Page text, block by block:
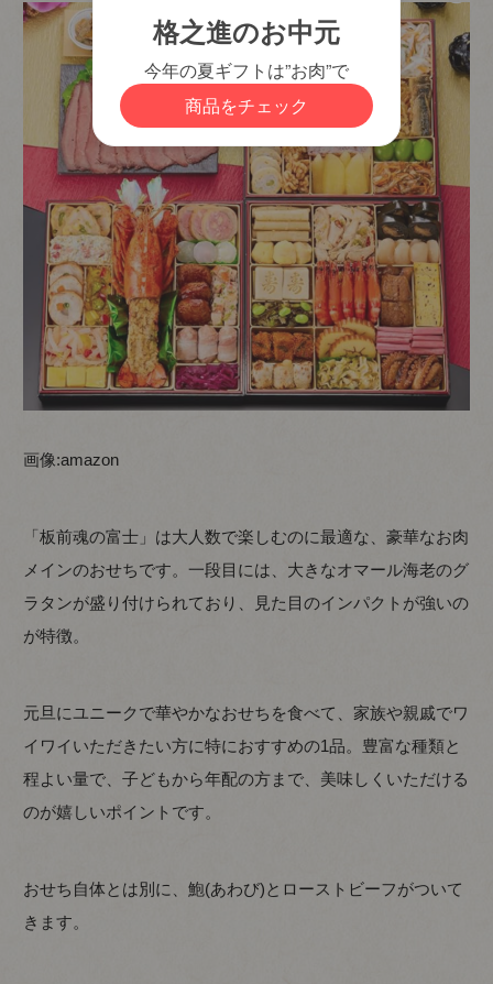
画像:amazon
「板前魂の富士」は大人数で楽しむのに最適な、豪華なお肉
メインのおせちです。一段目には、大きなオマール海老のグ
ラタンが盛り付けられており、見た目のインパクトが強いの
が特徴。
元旦にユニークで華やかなおせちを食べて、家族や親戚でワ
イワイいただきたい方に特におすすめの1品。豊富な種類と
程よい量で、子どもから年配の方まで、美味しくいただける
のが嬉しいポイントです。
おせち自体とは別に、鮑(あわび)とローストビーフがついて
きます。